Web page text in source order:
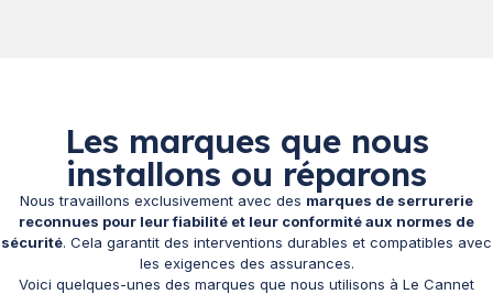
Les marques que nous
installons ou réparons
Nous travaillons exclusivement avec des marques de serrurerie
reconnues pour leur fiabilité et leur conformité aux normes de
sécurité. Cela garantit des interventions durables et compatibles avec
les exigences des assurances.
Voici quelques-unes des marques que nous utilisons à Le Cannet